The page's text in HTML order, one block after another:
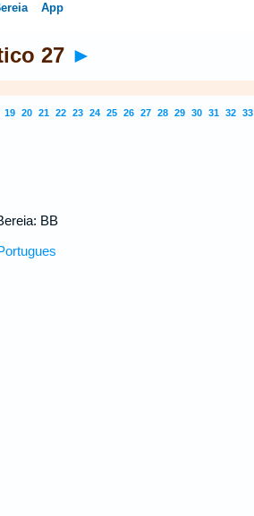
27 ►
19 20 21 22 23 24 25 26 27 28 29 30 31 32 33
BB